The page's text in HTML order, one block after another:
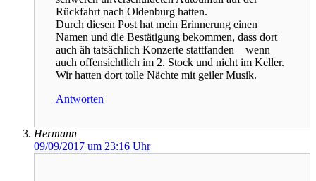
Rückfahrt nach Oldenburg hatten.
Durch diesen Post hat mein Erinnerung einen
Namen und die Bestätigung bekommen, dass dort
auch äh tatsächlich Konzerte stattfanden – wenn
auch offensichtlich im 2. Stock und nicht im Keller.
Wir hatten dort tolle Nächte mit geiler Musik.
Antworten
Hermann
09/09/2017 um 23:16 Uhr